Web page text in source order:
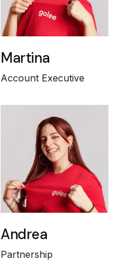
Martina
Account Executive
Andrea
Partnership